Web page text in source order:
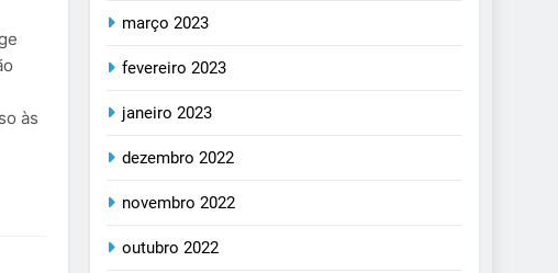
às
março 2023
fevereiro 2023
janeiro 2023
dezembro 2022
novembro 2022
outubro 2022